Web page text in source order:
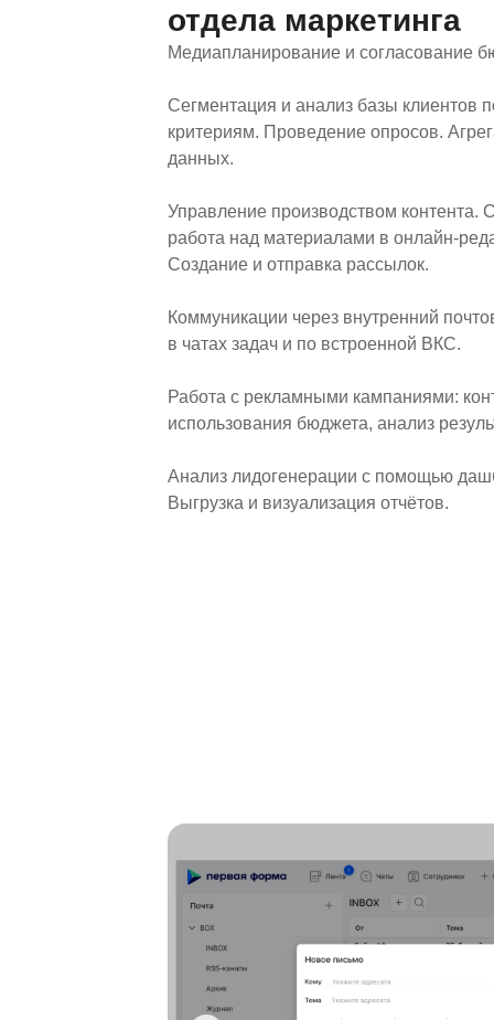
отдела маркетинга
Медиапланирование и согласование
Сегментация и анализ базы клиентов
критериям. Проведение опросов.
данных.
Управление производством контента.
работа над материалами в онлайн-
Создание и отправка рассылок.
Коммуникации через внутренний
в чатах задач и по встроенной ВКС.
Работа с рекламными кампаниями:
использования бюджета, анализ
Анализ лидогенерации с помощью
Выгрузка и визуализация отчётов.